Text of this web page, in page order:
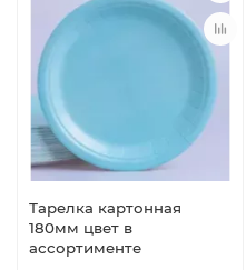
Тарелка картонная
180мм цвет в
ассортименте